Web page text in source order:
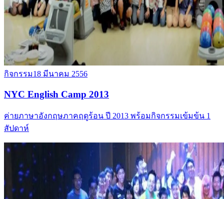
กิจกรรม18 มีนาคม 2556
NYC English Camp 2013
ค่ายภาษาอังกฤษภาคฤดูร้อน ปี 2013 พร้อมกิจกรรมเข้มข้น 1
สัปดาห์